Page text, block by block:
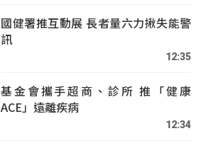
國健署推互動展 長者量六力揪失能警
訊
12:35
基金會攜手超商、診所 推「健康
ACE」遠離疾病
12:34